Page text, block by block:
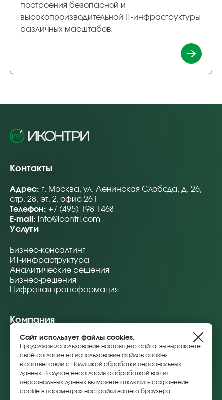
построения безопасной и
высокопроизводительной IT-инфраструктуры
различных масштабов.
Контакты
Адрес: г. Москва, ул. Ленинская Слобода, д. 26,
стр. 28, эт. 2, офис 261
Телефон: +7 (495) 198 1468
E-mail: info@icontri.com
Услуги
Бизнес-консалтинг
ИТ-инфраструктура
Аналитические решения
Бизнес-решения
Цифровая трансформация
Компания
О компании
Проекты
Партнеры
Лицензии и сертификаты
Реквизиты
Контакты
Сайт использует файлы cookies.
Продолжая использование настоящего сайта, вы выражаете
своё согласие на использование файлов cookies
в соответствии с Политикой обработки персональных
данных. В случае несогласия с обработкой ваших
персональных данных вы можете отключить сохранение
cookie в параметрах настройки вашего браузера.